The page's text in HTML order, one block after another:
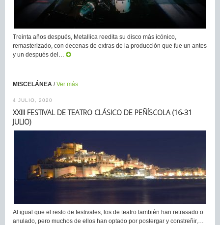
Treinta años después, Metallica reedita su disco más icónico,
remasterizado, con decenas de extras de la producción que fue un antes
y un después del…
MISCELÁNEA /Ver más
4 JULIO, 2020
XXIII FESTIVAL DE TEATRO CLÁSICO DE PEÑÍSCOLA (16-31
JULIO)
Al igual que el resto de festivales, los de teatro también han retrasado o
anulado, pero muchos de ellos han optado por postergar y constreñir,…